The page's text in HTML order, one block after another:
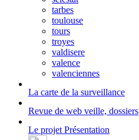
tarbes
toulouse
tours
troyes
valdisere
valence
valenciennes
La carte de la surveillance
Revue de web veille, dossiers
Le projet Présentation